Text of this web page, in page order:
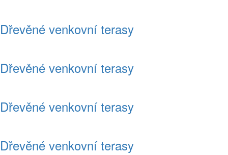
Dřevěné venkovní terasy
Dřevěné venkovní terasy
Dřevěné venkovní terasy
Dřevěné venkovní terasy